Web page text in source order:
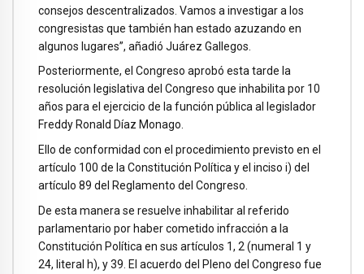
consejos descentralizados. Vamos a investigar a los
congresistas que también han estado azuzando en
algunos lugares”, añadió Juárez Gallegos.
Posteriormente, el Congreso aprobó esta tarde la
resolución legislativa del Congreso que inhabilita por 10
años para el ejercicio de la función pública al legislador
Freddy Ronald Díaz Monago.
Ello de conformidad con el procedimiento previsto en el
artículo 100 de la Constitución Política y el inciso i) del
artículo 89 del Reglamento del Congreso.
De esta manera se resuelve inhabilitar al referido
parlamentario por haber cometido infracción a la
Constitución Política en sus artículos 1, 2 (numeral 1 y
24, literal h), y 39. El acuerdo del Pleno del Congreso fue